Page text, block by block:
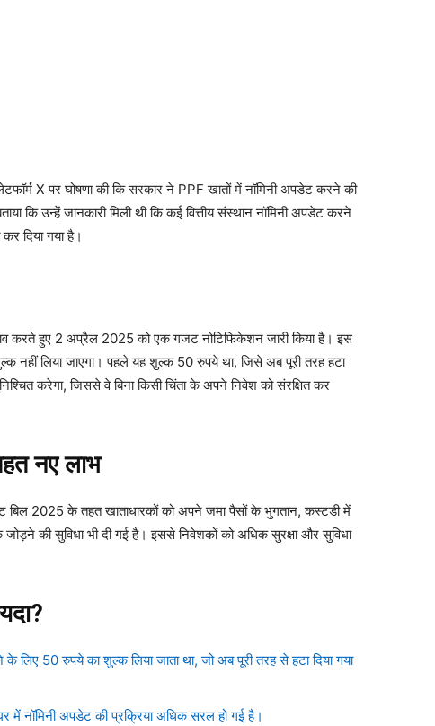
X पर घोषणा की कि सरकार ने PPF खातों में नॉमिनी अपडेट करने की
कि उन्हें जानकारी मिली थी कि कई वित्तीय संस्थान नॉमिनी अपडेट करने
दिया गया है।
करते हुए 2 अप्रैल 2025 को एक गजट नोटिफिकेशन जारी किया है। इस
लिया जाएगा। पहले यह शुल्क 50 रुपये था, जिसे अब पूरी तरह हटा
करेगा, जिससे वे बिना किसी चिंता के अपने निवेश को संरक्षित कर
नए लाभ
बिल 2025 के तहत खाताधारकों को अपने जमा पैसों के भुगतान, कस्टडी में
की सुविधा भी दी गई है। इससे निवेशकों को अधिक सुरक्षा और सुविधा
लिए 50 रुपये का शुल्क लिया जाता था, जो अब पूरी तरह से हटा दिया गया
में नॉमिनी अपडेट की प्रक्रिया अधिक सरल हो गई है।